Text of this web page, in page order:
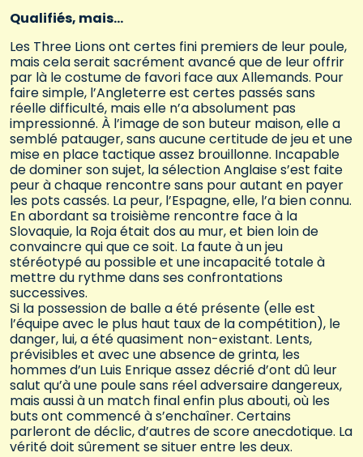
Qualifiés, mais…
Les Three Lions ont certes fini premiers de leur poule,
mais cela serait sacrément avancé que de leur offrir
par là le costume de favori face aux Allemands. Pour
faire simple, l’Angleterre est certes passés sans
réelle difficulté, mais elle n’a absolument pas
impressionné. À l’image de son buteur maison, elle a
semblé patauger, sans aucune certitude de jeu et une
mise en place tactique assez brouillonne. Incapable
de dominer son sujet, la sélection Anglaise s’est faite
peur à chaque rencontre sans pour autant en payer
les pots cassés. La peur, l’Espagne, elle, l’a bien connu.
En abordant sa troisième rencontre face à la
Slovaquie, la Roja était dos au mur, et bien loin de
convaincre qui que ce soit. La faute à un jeu
stéréotypé au possible et une incapacité totale à
mettre du rythme dans ses confrontations
successives.
Si la possession de balle a été présente (elle est
l’équipe avec le plus haut taux de la compétition), le
danger, lui, a été quasiment non-existant. Lents,
prévisibles et avec une absence de grinta, les
hommes d’un Luis Enrique assez décrié d’ont dû leur
salut qu’à une poule sans réel adversaire dangereux,
mais aussi à un match final enfin plus abouti, où les
buts ont commencé à s’enchaîner. Certains
parleront de déclic, d’autres de score anecdotique. La
vérité doit sûrement se situer entre les deux.